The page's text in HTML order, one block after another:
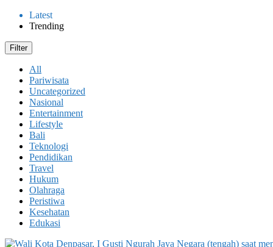
Latest
Trending
Filter
All
Pariwisata
Uncategorized
Nasional
Entertainment
Lifestyle
Bali
Teknologi
Pendidikan
Travel
Hukum
Olahraga
Peristiwa
Kesehatan
Edukasi